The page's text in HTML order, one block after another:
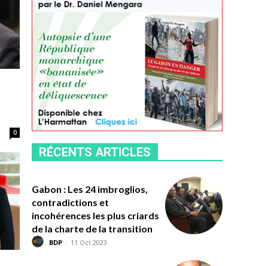
0
RÉCENTS ARTICLES
Gabon : Les 24 imbroglios,
contradictions et
incohérences les plus criards
de la charte de la transition
BDP - 11 Oct 2023